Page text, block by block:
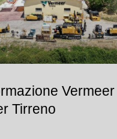
Tirreno